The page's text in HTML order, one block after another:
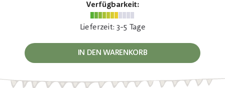
Verfügbarkeit:
Lieferzeit: 3-5 Tage
IN DEN WARENKORB